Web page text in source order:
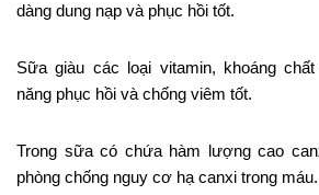
dàng dung nạp và phục hồi tốt.
Sữa giàu các loại vitamin, khoáng
năng phục hồi và chống viêm tốt.
Trong sữa có chứa hàm lượng cao
phòng chống nguy cơ hạ canxi trong máu.